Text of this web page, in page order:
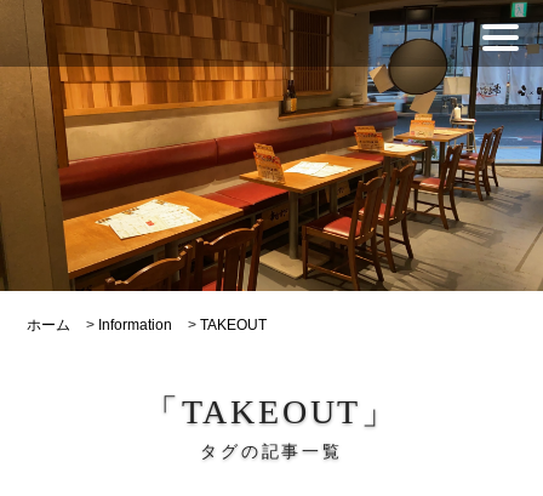
ホーム > Information >TAKEOUT
「TAKEOUT」
タグの記事一覧